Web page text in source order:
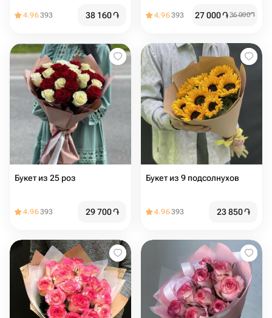
4.96393 38 160֏ 4.96393 27 000֏36 000֏
Букет из 25 роз
4.96393 29 700֏
Букет из 9 подсолнухов
4.96393 23 850֏